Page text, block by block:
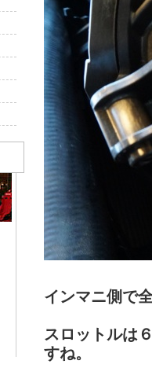
インマニ側で
スロットルは
すね。